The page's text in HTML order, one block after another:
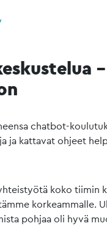
–
chatbot-
ja kattavat ohjeet
koko tiimin
korkeammalle.
pohjaa oli hyvä